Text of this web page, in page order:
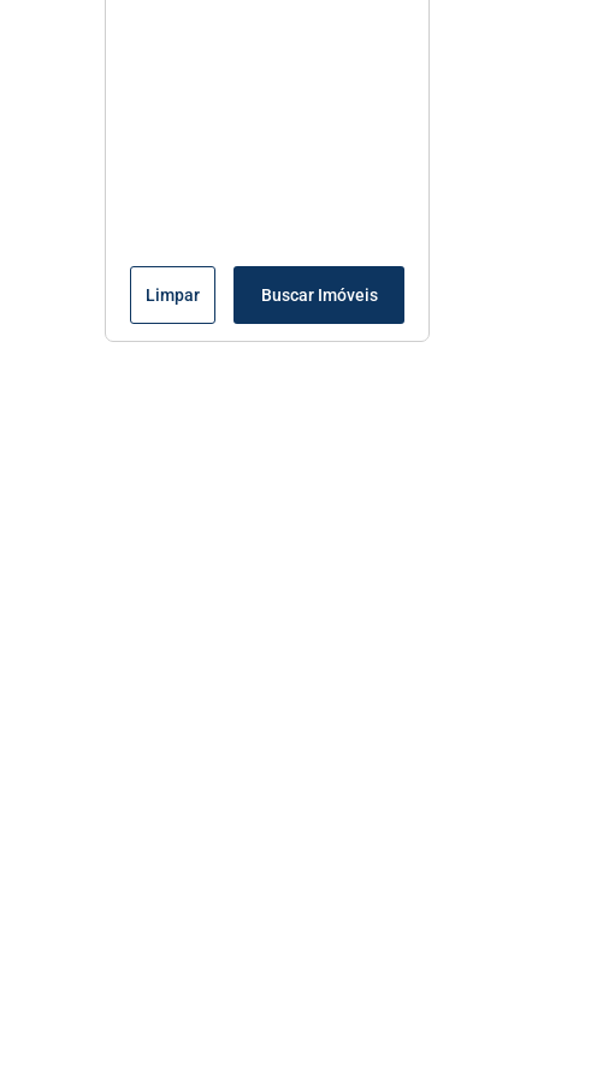
Limpar Buscar Imóveis